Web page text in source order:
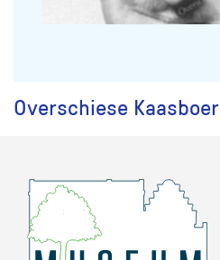
Overschiese Kaasboer